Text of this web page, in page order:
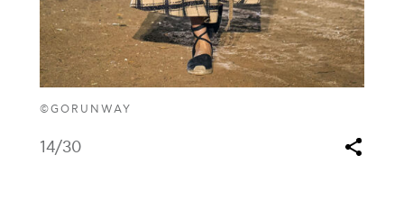
©GORUNWAY
14/30